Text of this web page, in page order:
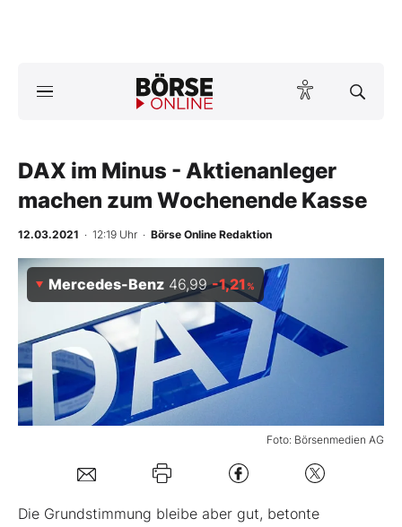
ktuelle Ausgabe BÖRSE ONLINE lesen
News
Anlageprodukte
Finanz-Check
Abo & Shop
BO-Musterdepots
Experten
DAX im Minus - Aktienanleger
machen zum Wochenende Kasse
12.03.2021 · 12:19 Uhr · Börse Online Redaktion
Foto: Börsenmedien AG
Mercedes-Benz 46,99 -1,21 %
Die Grundstimmung bleibe aber gut, betonte